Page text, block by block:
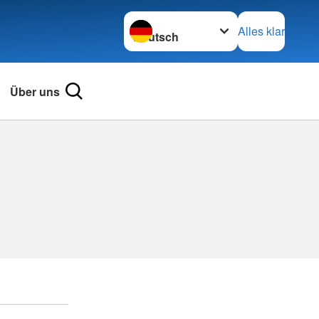
Sprache wechseln zu
Alles klar
Über uns